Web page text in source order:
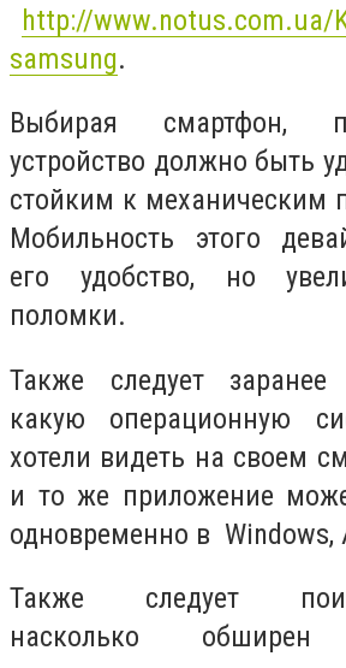
http://www.notus.com.ua/
samsung.
Выбирая смартфон,
устройство должно быть
стойким к механическим
Мобильность этого
его удобство, но
поломки.
Также следует заранее
какую операционную
хотели видеть на своем
и то же приложение
одновременно в Windows,
Также следует
насколько обширен